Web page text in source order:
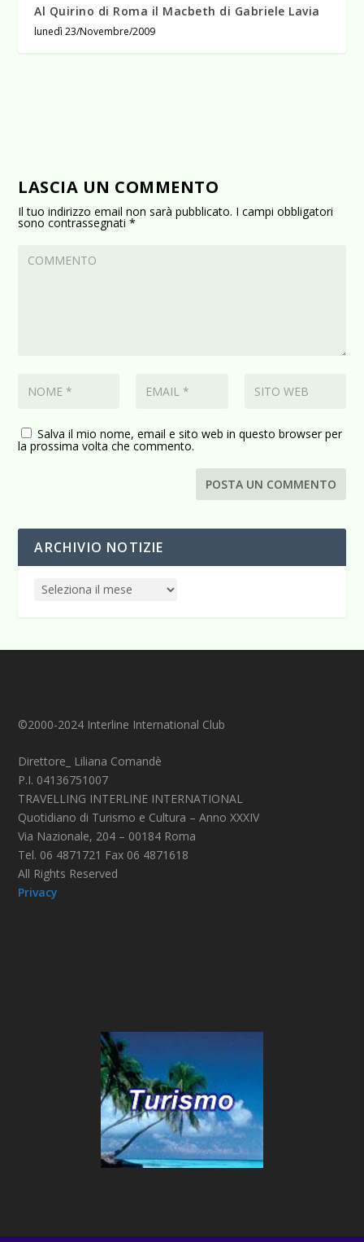
Al Quirino di Roma il Macbeth di Gabriele Lavia
lunedì 23/Novembre/2009
LASCIA UN COMMENTO
Il tuo indirizzo email non sarà pubblicato. I campi obbligatori
sono contrassegnati*
Salva il mio nome, email e sito web in questo browser per
la prossima volta che commento.
ARCHIVIO NOTIZIE
©2000-2024 Interline International Club
Direttore_ Liliana Comandè
P.I. 04136751007
TRAVELLING INTERLINE INTERNATIONAL
Quotidiano di Turismo e Cultura – Anno XXXIV
Via Nazionale, 204 – 00184 Roma
Tel. 06 4871721 Fax 06 4871618
All Rights Reserved
Privacy